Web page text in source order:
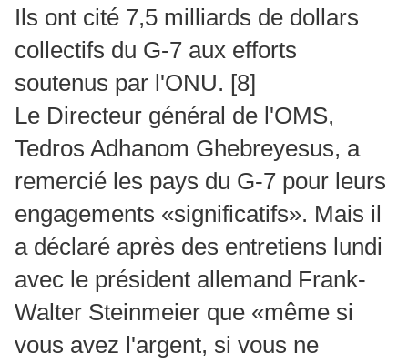
Ils ont cité 7,5 milliards de dollars
collectifs du G-7 aux efforts
soutenus par l'ONU. [8]
Le Directeur général de l'OMS,
Tedros Adhanom Ghebreyesus, a
remercié les pays du G-7 pour leurs
engagements «significatifs». Mais il
a déclaré après des entretiens lundi
avec le président allemand Frank-
Walter Steinmeier que «même si
vous avez l'argent, si vous ne